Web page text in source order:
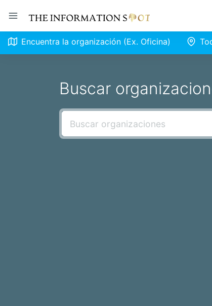
Encuentra la organización (Ex. Oficina)
Buscar